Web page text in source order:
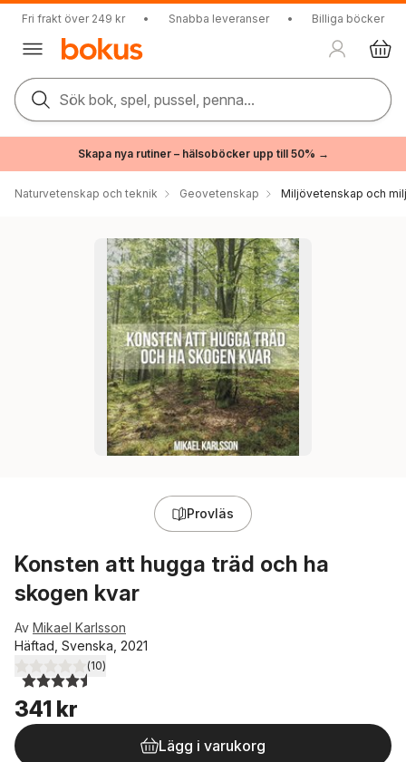
Fri frakt över 249 kr • Snabba leveranser • Billiga böcker
Sök bok, spel, pussel, penna...
Skapa nya rutiner – hälsoböcker upp till 50% →
Naturvetenskap och teknik Geovetenskap Miljövetenskap och
Provläs
Konsten att hugga träd och ha
skogen kvar
Av Mikael Karlsson
Häftad, Svenska, 2021
4,5utav 5 stjärnor. Totalt antal röster:
(10)
341 kr
Lägg i varukorg